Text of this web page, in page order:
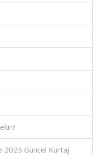
2025 Güncel Kürtaj